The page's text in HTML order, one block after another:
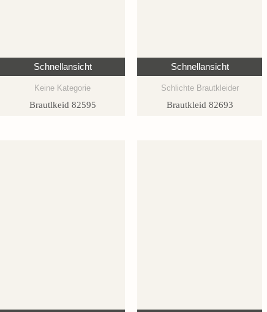
Schnellansicht
Keine Kategorie
Brautlkeid 82595
Schnellansicht
Schlichte Brautkleider
Brautkleid 82693